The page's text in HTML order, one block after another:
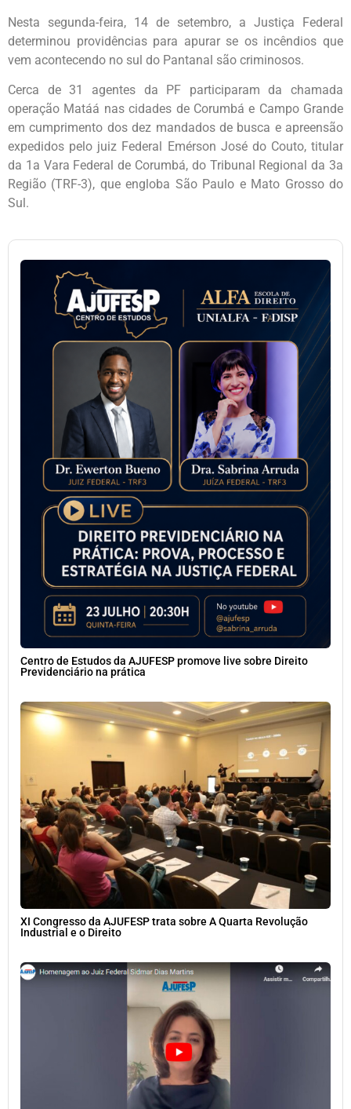
Nesta segunda-feira, 14 de setembro, a Justiça Federal
determinou providências para apurar se os incêndios que
vem acontecendo no sul do Pantanal são criminosos.
Cerca de 31 agentes da PF participaram da chamada
operação Matáá nas cidades de Corumbá e Campo Grande
em cumprimento dos dez mandados de busca e apreensão
expedidos pelo juiz Federal Emérson José do Couto, titular
da 1a Vara Federal de Corumbá, do Tribunal Regional da 3a
Região (TRF-3), que engloba São Paulo e Mato Grosso do
Sul.
Centro de Estudos da AJUFESP promove live sobre Direito
Previdenciário na prática
XI Congresso da AJUFESP trata sobre A Quarta Revolução
Industrial e o Direito